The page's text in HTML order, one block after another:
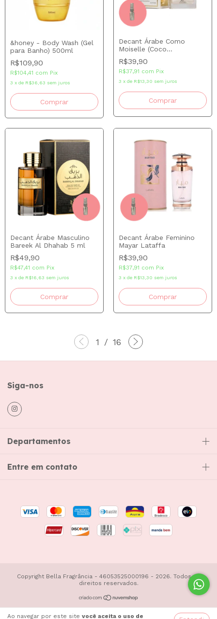
Ao navegar por este site você aceita o uso de
&honey - Body Wash (Gel
para Banho) 500ml
R$109,90
R$104,41 com Pix
3 x de R$36,63 sem juros
Decant Árabe Como
Moiselle (Coco
Mademoiselle) Maison
Alhambra
R$39,90
R$37,91 com Pix
3 x de R$13,30 sem juros
Comprar
Decant Árabe Masculino
Bareek Al Dhahab 5 ml
R$49,90
R$47,41 com Pix
3 x de R$16,63 sem juros
Comprar
Decant Árabe Feminino
Mayar Lataffa
R$39,90
R$37,91 com Pix
3 x de R$13,30 sem juros
Comprar
1 / 16
Siga-nos
Departamentos
Entre em contato
Copyright Bella Fragrância - 46053525000196 - 2026. Todos os
direitos reservados.